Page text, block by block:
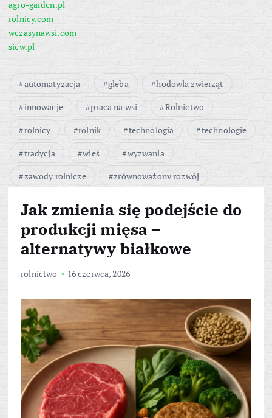
agro-garden.pl
rolnicy.com
wczasynawsi.com
siew.pl
automatyzacja gleba
hodowla zwierząt
innowacje
praca na wsi
Rolnictwo
rolnicy
rolnik technologia
technologie
tradycja
wieś
wyzwania
zawody rolnicze
zrównoważony rozwój
Jak zmienia się podejście do
produkcji mięsa –
alternatywy białkowe
rolnictwo 16 czerwca, 2026